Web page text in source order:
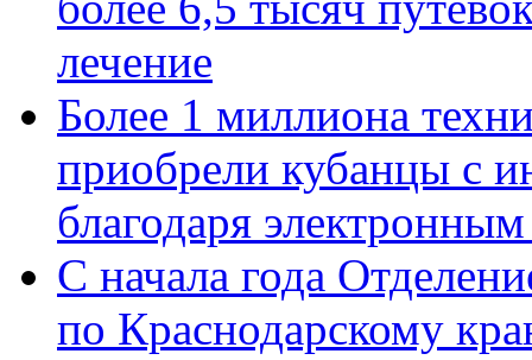
лечение
Более 1 миллиона
приобрели кубанцы с
благодаря
С начала года
по Краснодарскому